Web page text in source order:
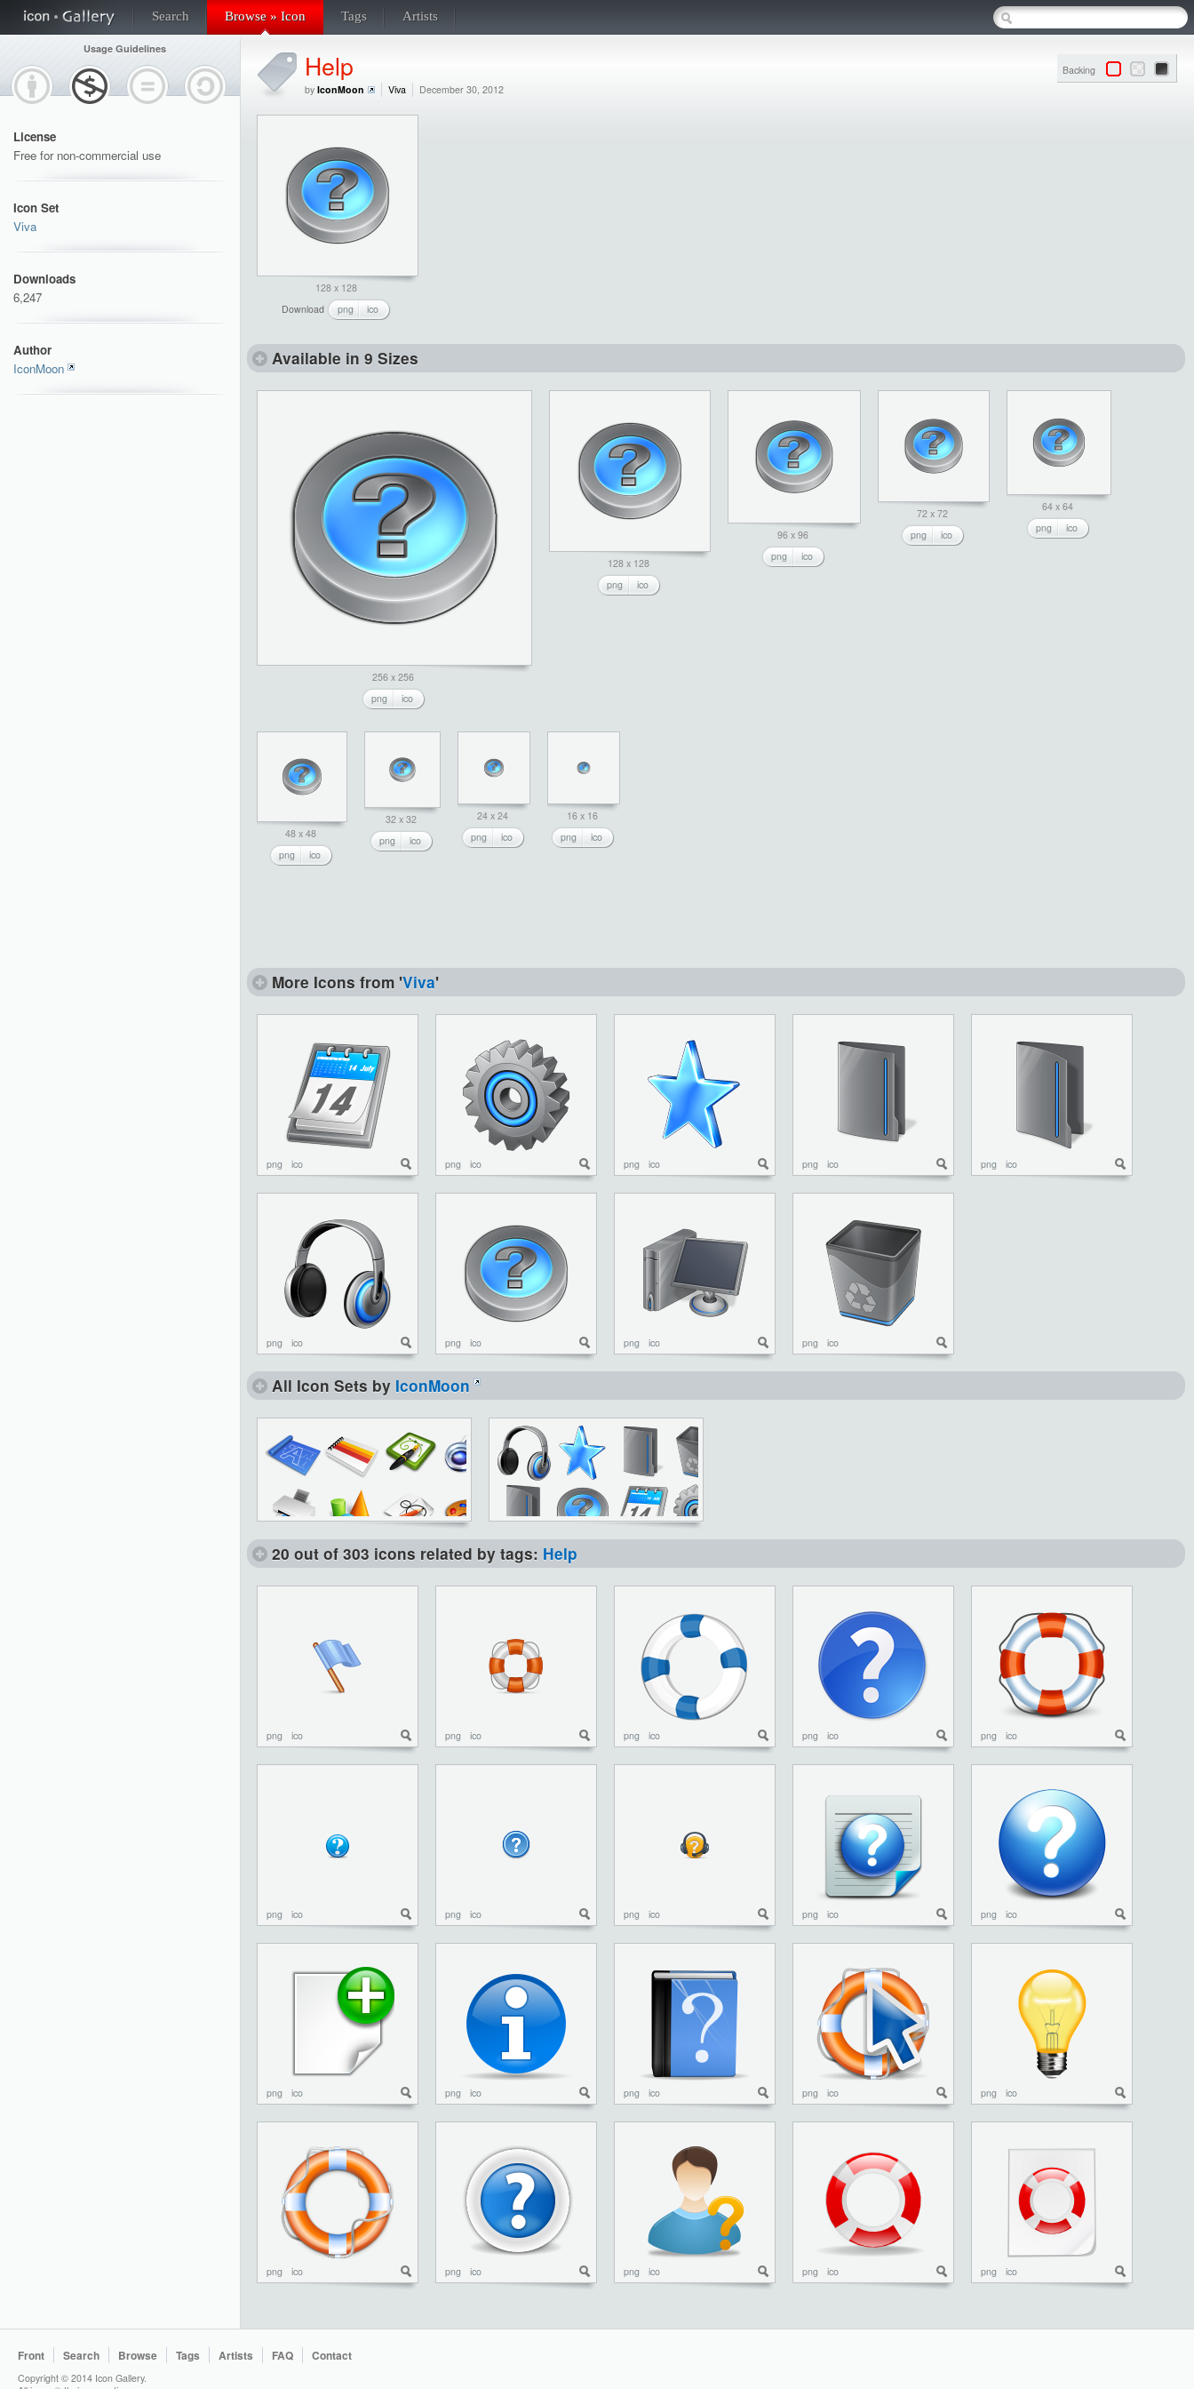
Search Browse » Icon Tags Artists
Usage Guidelines
License
Free for non-commercial use
Icon Set
Viva
Downloads
6,247
Author
IconMoon
Backing
Help
by IconMoon Viva December 30, 2012
128 x 128
Download
png ico
Available in 9 Sizes
256 x 256
png
ico
128 x 128
png
ico
96 x 96
png
ico
72 x 72
png
ico
64 x 64
png
ico
48 x 48
png
ico
32 x 32
png
ico
24 x 24
png
ico
16 x 16
png
ico
More Icons from 'Viva'
png ico png ico png ico png ico png ico
png ico png ico png ico png ico
All Icon Sets by IconMoon
20 out of 303 icons related by tags: Help
png ico png ico png ico png ico png ico
png ico png ico png ico png ico png ico
png ico png ico png ico png ico png ico
png ico png ico png ico png ico png ico
Front Search Browse Tags Artists FAQ Contact
Copyright © 2014 Icon Gallery.